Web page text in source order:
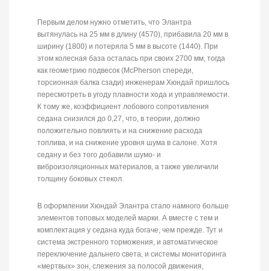
Первым делом нужно отметить, что Элантра
вытянулась на 25 мм в длину (4570), прибавила 20 мм в
ширину (1800) и потеряла 5 мм в высоте (1440). При
этом колесная база осталась при своих 2700 мм, тогда
как геометрию подвесок (McPherson спереди,
торсионная балка сзади) инженерам Хюндай пришлось
пересмотреть в угоду плавности хода и управляемости.
К тому же, коэффициент лобового сопротивления
седана снизился до 0,27, что, в теории, должно
положительно повлиять и на снижение расхода
топлива, и на снижение уровня шума в салоне. Хотя
седану и без того добавили шумо- и
виброизоляционных материалов, а также увеличили
толщину боковых стекол.
В оформлении Хюндай Элантра стало намного больше
элементов топовых моделей марки. А вместе с тем и
комплектация у седана куда богаче, чем прежде. Тут и
система экстренного торможения, и автоматическое
переключение дальнего света, и системы мониторинга
«мертвых» зон, слежения за полосой движения,